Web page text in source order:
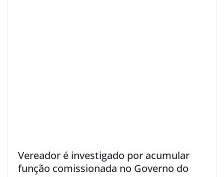
Vereador é investigado por acumular
função comissionada no Governo do